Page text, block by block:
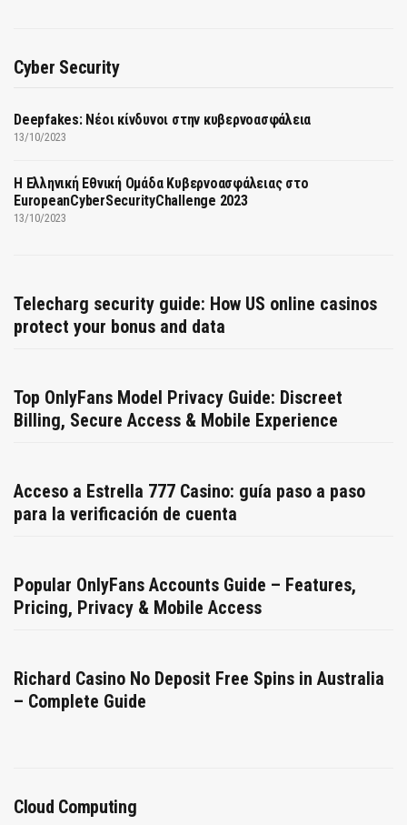
Cyber Security
Deepfakes: Νέοι κίνδυνοι στην κυβερνοασφάλεια
13/10/2023
Η Ελληνική Εθνική Ομάδα Κυβερνοασφάλειας στο
EuropeanCyberSecurityChallenge 2023
13/10/2023
Telecharg security guide: How US online casinos
protect your bonus and data
Top OnlyFans Model Privacy Guide: Discreet
Billing, Secure Access & Mobile Experience
Acceso a Estrella 777 Casino: guía paso a paso
para la verificación de cuenta
Popular OnlyFans Accounts Guide – Features,
Pricing, Privacy & Mobile Access
Richard Casino No Deposit Free Spins in Australia
– Complete Guide
Cloud Computing